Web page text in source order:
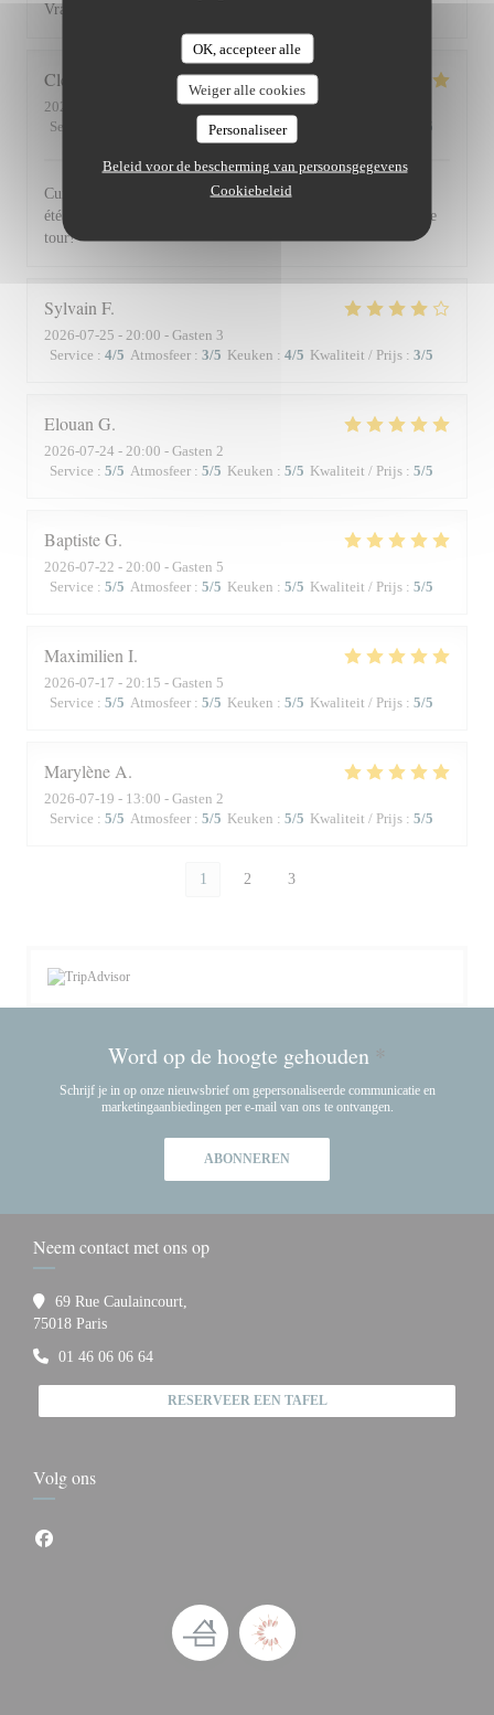
OK, accepteer alle
Weiger alle cookies
Personaliseer
Beleid voor de bescherming van persoonsgegevens
Cookiebeleid
Vraiment top. Je recommande.
Clemence
2026-07-29
- 20:00 - Gasten 2
Service
5/5 Keuken: 5 /5
Cuisine, excellente et service au top! Cet établissement nous a
été recommandé par des amis et nous le recommandons à notre
tour!
Sylvain F
2026-07-25 - 20:00 - Gasten 3
Service : 4/5 Atmosfeer : 3/5 Keuken : 4/5 Kwaliteit / Prijs : 3/5
Elouan G
2026-07-24 - 20:00 - Gasten 2
Service : 5/5 Atmosfeer : 5/5 Keuken : 5/5 Kwaliteit / Prijs : 5/5
BaptisteG
2026-07-22 - 20:00 - Gasten 5
Service : 5/5 Atmosfeer : 5/5 Keuken : 5/5 Kwaliteit / Prijs : 5/5
Maximilien I
2026-07-17 - 20:15 - Gasten 5
Service : 5/5 Atmosfeer : 5/5 Keuken : 5/5 Kwaliteit / Prijs : 5/5
Marylène A
2026-07-19 - 13:00 - Gasten 2
Service : 5/5 Atmosfeer : 5/5 Keuken : 5/5 Kwaliteit / Prijs : 5/5
1 2 3
Word op de hoogte gehouden *
Schrijf je in op onze nieuwsbrief om gepersonaliseerde communicatie en
marketingaanbiedingen per e-mail van ons te ontvangen.
ABONNEREN
Neem contact met ons op
69 Rue Caulaincourt,
75018 Paris((opent in een nieuw venster))
01 46 06 06 64
RESERVEER EEN TAFEL
Volg ons
Facebook ((opent in een nieuw venster))